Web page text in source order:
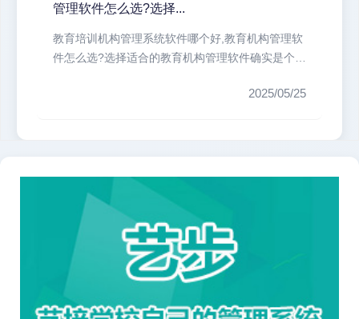
管理软件怎么选?选择...
教育培训机构管理系统软件哪个好,教育机构管理软
件怎么选?选择适合的教育机构管理软件确实是个技
2025/05/25